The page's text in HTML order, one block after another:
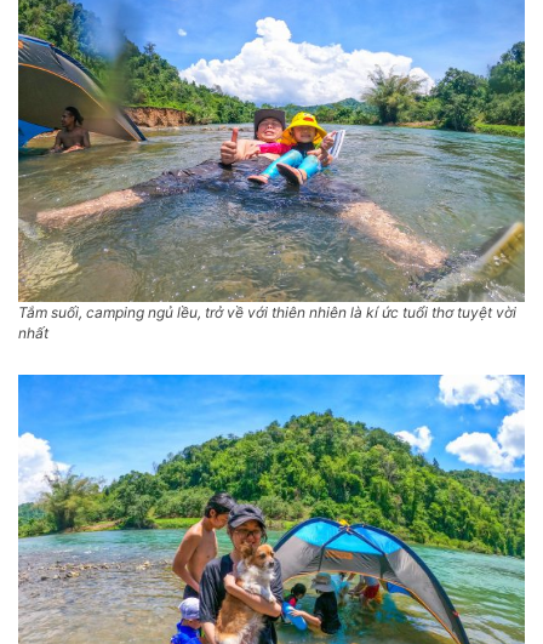
Tắm suối, camping ngủ lều, trở về với thiên nhiên là kí ức tuổi thơ tuyệt vời
nhất